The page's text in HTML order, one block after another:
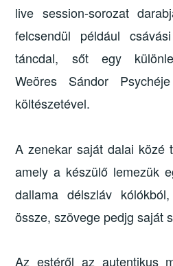
live session-sorozat
felcsendül például
táncdal, sőt egy
Weöres Sándor
költészetével.
A zenekar saját dalai közé
amely a készülő lemezük
dallama délszláv
össze, szövege pedjg saját
Az estéről az autentikus